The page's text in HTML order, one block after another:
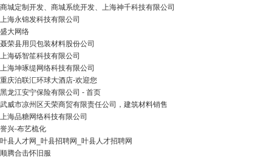
商城定制开发、商城系统开发、上海神千科技有限公司
上海永锦发科技有限公司
盛大网络
聂荣县用贝包装材料股份公司
上海砾智笙科技有限公司
上海坤琢缇网络科技有限公司
重庆泊联汇环球大酒店-欢迎您
黑龙江安宁保险有限公司 - 首页
武威市凉州区天荣商贸有限责任公司，建筑材料销售
上海品糖网络科技有限公司
誉兴-布艺梳化
叶县人才网_叶县招聘网_叶县人才招聘网
顺腾合击怀旧服